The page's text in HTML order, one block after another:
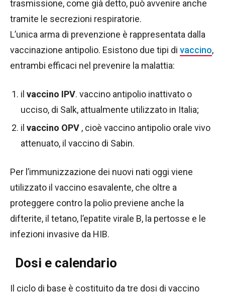
trasmissione, come già detto, può avvenire anche
tramite le secrezioni respiratorie.
L’unica arma di prevenzione è rappresentata dalla
vaccinazione antipolio. Esistono due tipi di vaccino,
entrambi efficaci nel prevenire la malattia:
il vaccino IPV. vaccino antipolio inattivato o
ucciso, di Salk, attualmente utilizzato in Italia;
il vaccino OPV , cioè vaccino antipolio orale vivo
attenuato, il vaccino di Sabin.
Per l’immunizzazione dei nuovi nati oggi viene
utilizzato il vaccino esavalente, che oltre a
proteggere contro la polio previene anche la
difterite, il tetano, l’epatite virale B, la pertosse e le
infezioni invasive da HIB.
Dosi e calendario
Il ciclo di base è costituito da tre dosi di vaccino